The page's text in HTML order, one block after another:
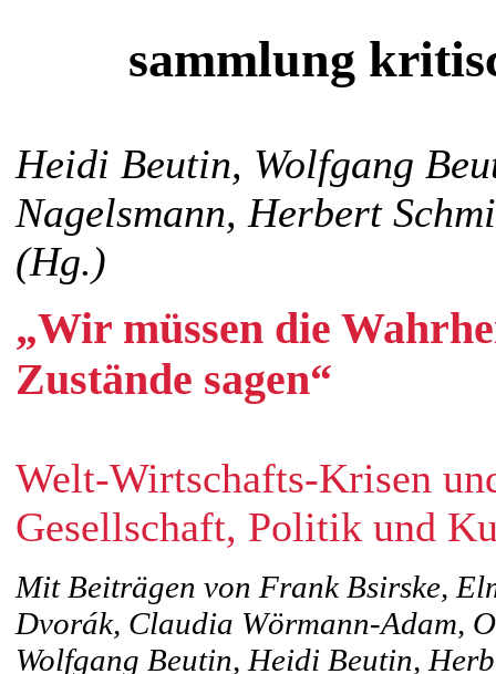
sammlung
Heidi Beutin, Wolfgang
Nagelsmann, Herbert
(Hg.)
„Wir müssen die
Zustände sagen“
Welt-Wirtschafts-Krisen
Gesellschaft, Politik und
Mit Beiträgen von Frank Bsirske,
Dvorák, Claudia Wörmann-Adam,
Wolfgang Beutin, Heidi Beutin,